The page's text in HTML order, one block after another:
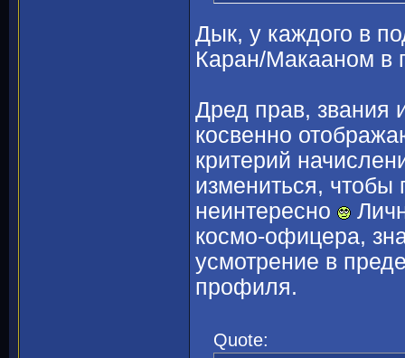
Дык, у каждого в
Каран/Макааном в
Дред прав, звания
косвенно
критерий
измениться, чтобы
неинтересно
космо-офицера,
усмотрение в
профиля.
Quote: